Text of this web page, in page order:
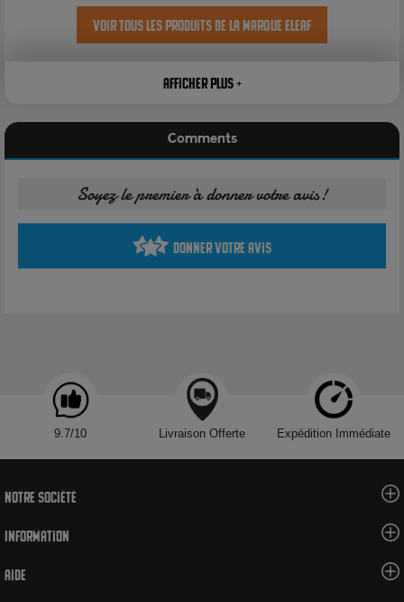
Voir tous les produits de la marque Eleaf
Afficher plus +
Comments
Soyez le premier à donner votre avis!
Donner votre avis
9.7/10 Livraison Offerte Expédition Immédiate
Notre société
Information
Aide